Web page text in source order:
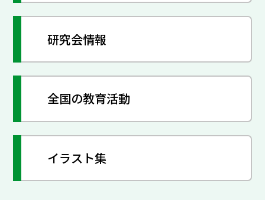
研究会情報
全国の教育活動
イラスト集